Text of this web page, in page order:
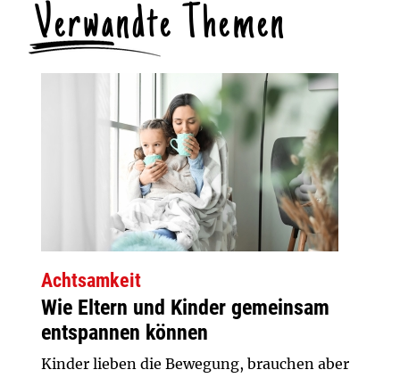
Verwandte Themen
Achtsamkeit
Wie Eltern und Kinder gemeinsam
entspannen können
Kinder lieben die Bewegung, brauchen aber